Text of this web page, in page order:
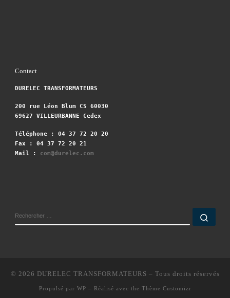
Contact
DURELEC TRANSFORMATEURS
200 rue Léon Blum CS 60030
69627 VILLEURBANNE Cedex
Téléphone : 04 37 72 20 20
Fax : 04 37 72 20 21
Mail :
com@durelec.com
© 2026 DURELEC TRANSFORMATEURS – Tous droits réservés
Propulsé par WP – Réalisé avec the Thème Customizr